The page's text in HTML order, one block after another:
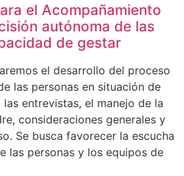
el Acompañamiento
autónoma de las
de gestar
el desarrollo del proceso
las personas en situación de
entrevistas, el manejo de la
consideraciones generales y
Se busca favorecer la escucha
las personas y los equipos de